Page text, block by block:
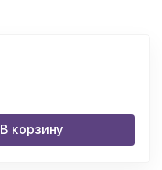
В корзину